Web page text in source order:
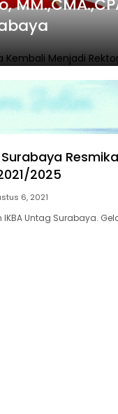
2025
6, 2021
Untag Surabaya.